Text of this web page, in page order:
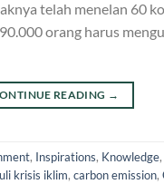
telah menelan 60
orang harus
READING →
, Inspirations, Knowledge,
krisis iklim, carbon emission,